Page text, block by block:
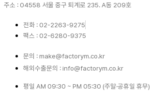
주소 : 04558 서울 중구 퇴계로 235. A동 209호
전화 : 02-2263-9275
팩스 : 02-6280-9375
문의 : make@factorym.co.kr
해외수출문의 : info@factorym.co.kr
평일 AM 09:30 ~ PM 05:30 (주말·공휴일 휴무)